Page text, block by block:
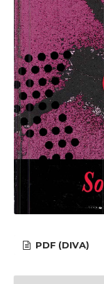
PDF (DIVA)